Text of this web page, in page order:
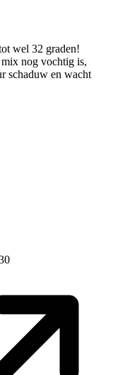
wel 32 graden!
nog vochtig is,
schaduw en wacht